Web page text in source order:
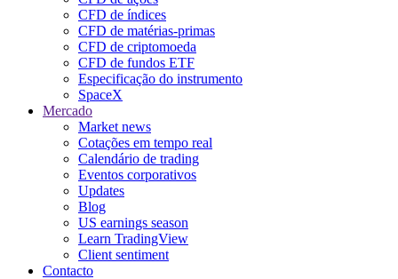
CFD de índices
CFD de matérias-primas
CFD de criptomoeda
CFD de fundos ETF
Especificação do instrumento
SpaceX
Mercado
Market news
Cotações em tempo real
Calendário de trading
Eventos corporativos
Updates
Blog
US earnings season
Learn TradingView
Client sentiment
Contacto